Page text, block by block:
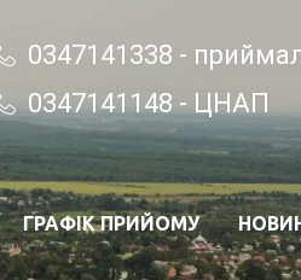
0347141338 -
0347141148 - ЦНАП
ГРАФІК ПРИЙОМУ